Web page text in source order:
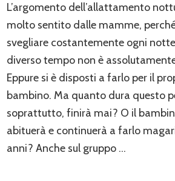
L’argomento dell’allattamento
molto sentito dalle mamme,
svegliare costantemente ogni
diverso tempo non è
Eppure si è disposti a farlo per il
bambino. Ma quanto dura questo
soprattutto, finirà mai? O il
abituerà e continuerà a farlo
anni? Anche sul gruppo …